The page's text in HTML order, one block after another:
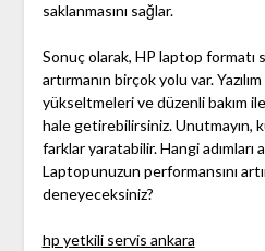
saklanmasını sağlar.
Sonuç olarak, HP laptop formatı
artırmanın birçok yolu var.
yükseltmeleri ve düzenli bakım
hale getirebilirsiniz. Unutmayın,
farklar yaratabilir. Hangi adımları
Laptopunuzun performansını
deneyeceksiniz?
hp yetkili servis ankara